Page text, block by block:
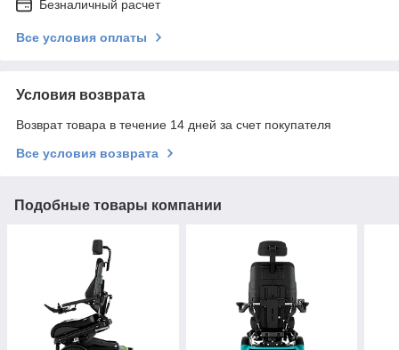
Безналичный расчет
Все условия оплаты
Условия возврата
Возврат товара в течение 14 дней за счет покупателя
Все условия возврата
Подобные товары компании